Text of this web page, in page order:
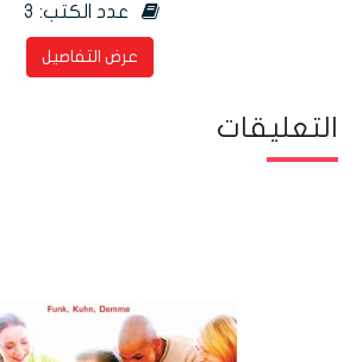
عدد الكتب: 3
عرض التفاصيل
التعليقات